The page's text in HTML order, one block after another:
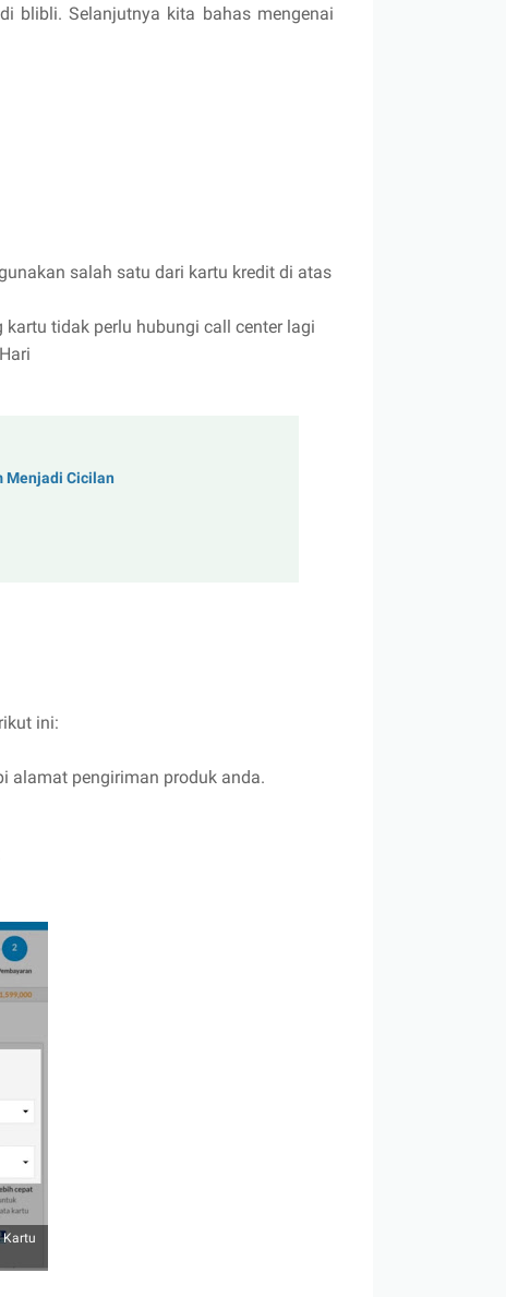
blibli. Selanjutnya kita bahas mengenai
salah satu dari kartu kredit di atas
tidak perlu hubungi call center lagi
Menjadi Cicilan
ini:
alamat pengiriman produk anda.
Kartu